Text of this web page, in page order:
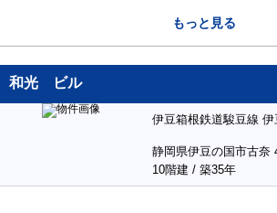
もっと見る
和光 ビル
伊豆箱根鉄道駿豆線
静岡県伊豆の国市古奈
10階建 / 築35年